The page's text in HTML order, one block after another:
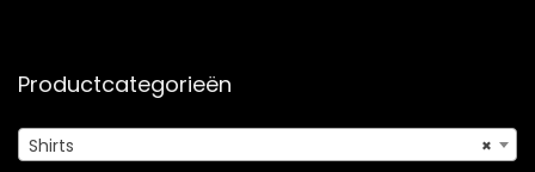
Productcategorieën
×
Shirts